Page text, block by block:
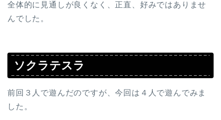
全体的に見通しが良くなく、正直、好みではありませ
んでした。
ソクラテスラ
前回３人で遊んだのですが、今回は４人で遊んでみま
した。